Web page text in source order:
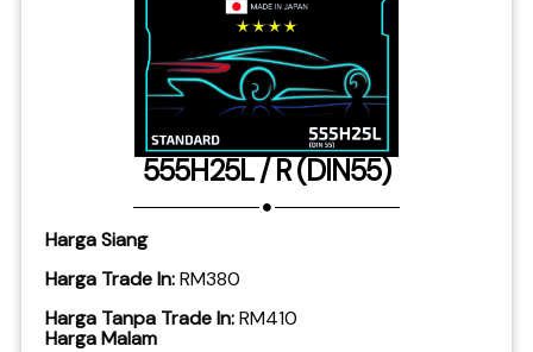
555H25L / R (DIN55)
Harga Siang
Harga Trade In:RM380
Harga Tanpa Trade In:RM410
Harga Malam